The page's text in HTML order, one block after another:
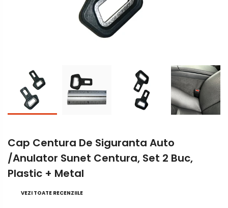
Cap Centura De Siguranta Auto
/anulator Sunet Centura, Set 2 Buc,
Plastic + Metal
VEZI TOATE RECENZIILE